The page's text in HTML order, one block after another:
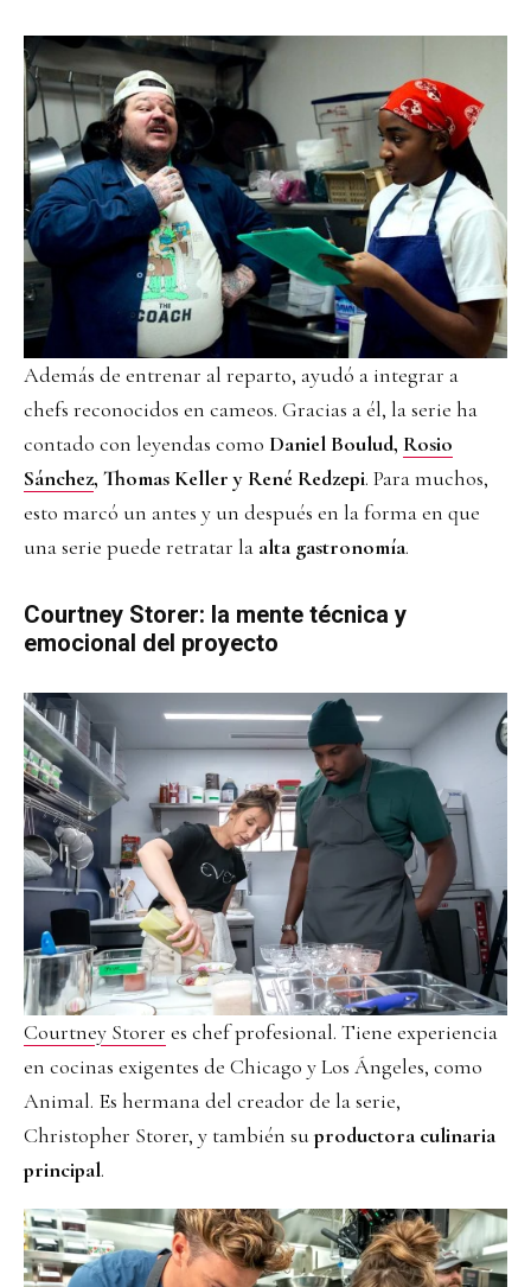
Además de entrenar al reparto, ayudó a integrar a
chefs reconocidos en cameos. Gracias a él, la serie ha
contado con leyendas como Daniel Boulud, Rosio
Sánchez, Thomas Keller y René Redzepi. Para muchos,
esto marcó un antes y un después en la forma en que
una serie puede retratar la alta gastronomía.
Courtney Storer: la mente técnica y
emocional del proyecto
Courtney Storer es chef profesional. Tiene experiencia
en cocinas exigentes de Chicago y Los Ángeles, como
Animal. Es hermana del creador de la serie,
Christopher Storer, y también suproductora culinaria
principal.